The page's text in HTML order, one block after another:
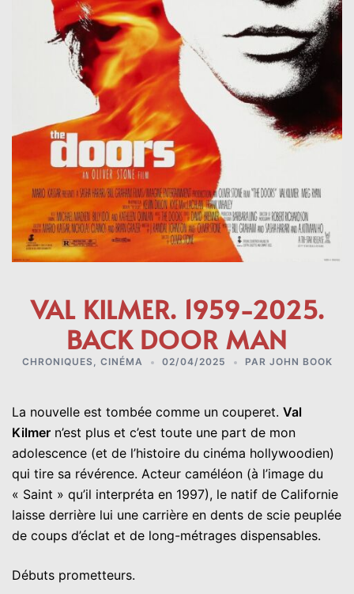
VAL KILMER. 1959-2025.
BACK DOOR MAN
CHRONIQUES , CINÉMA 02/04/2025 PAR JOHN BOOK
La nouvelle est tombée comme un couperet. Val
Kilmer n’est plus et c’est toute une part de mon
adolescence (et de l’histoire du cinéma hollywoodien)
qui tire sa révérence. Acteur caméléon (à l’image du
« Saint » qu’il interpréta en 1997), le natif de Californie
laisse derrière lui une carrière en dents de scie peuplée
de coups d’éclat et de long-métrages dispensables.
Débuts prometteurs.